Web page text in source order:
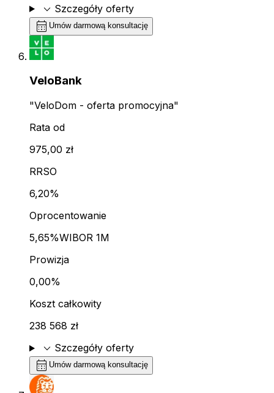
expand_more Szczegóły oferty
calendar_month Umów darmową konsultację
VeloBank
"VeloDom - oferta promocyjna"
Rata od
975,00 zł
RRSO
6,20%
Oprocentowanie
5,65%WIBOR 1M
Prowizja
0,00%
Koszt całkowity
238 568 zł
expand_more Szczegóły oferty
calendar_month Umów darmową konsultację